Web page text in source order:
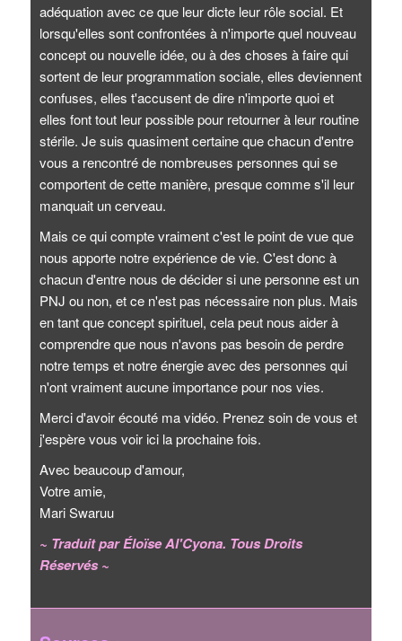
adéquation avec ce que leur dicte leur rôle social. Et
lorsqu'elles sont confrontées à n'importe quel nouveau
concept ou nouvelle idée, ou à des choses à faire qui
sortent de leur programmation sociale, elles deviennent
confuses, elles t'accusent de dire n'importe quoi et
elles font tout leur possible pour retourner à leur routine
stérile. Je suis quasiment certaine que chacun d'entre
vous a rencontré de nombreuses personnes qui se
comportent de cette manière, presque comme s'il leur
manquait un cerveau.
Mais ce qui compte vraiment c'est le point de vue que
nous apporte notre expérience de vie. C'est donc à
chacun d'entre nous de décider si une personne est un
PNJ ou non, et ce n'est pas nécessaire non plus. Mais
en tant que concept spirituel, cela peut nous aider à
comprendre que nous n'avons pas besoin de perdre
notre temps et notre énergie avec des personnes qui
n'ont vraiment aucune importance pour nos vies.
Merci d'avoir écouté ma vidéo. Prenez soin de vous et
j'espère vous voir ici la prochaine fois.
Avec beaucoup d'amour,
Votre amie,
Mari Swaruu
~ Traduit par Éloïse Al'Cyona. Tous Droits
Réservés ~